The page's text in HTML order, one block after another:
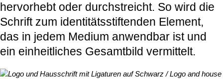
hervorhebt oder durchstreicht. So wird die
Schrift zum identitätsstiftenden Element,
das in jedem Medium anwendbar ist und
ein einheitliches Gesamtbild vermittelt.